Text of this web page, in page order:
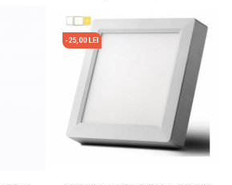
-25,00 LEI